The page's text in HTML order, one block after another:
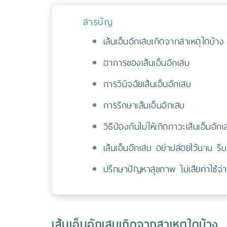
สารบัญ
เส้นเอ็นอักเสบเกิดจากสาเหตุใดบ้าง
อาการของเส้นเอ็นอักเสบ
การวินิจฉัยเส้นเอ็นอักเสบ
การรักษาเส้นเอ็นอักเสบ
วิธีป้องกันไม่ให้เกิดภาวะเส้นเอ็นอัก
เส้นเอ็นอักเสบ อย่าปล่อยไว้นาน รี
ปรึกษาปัญหาสุขภาพ ไม่เสียค่าใช้จ่